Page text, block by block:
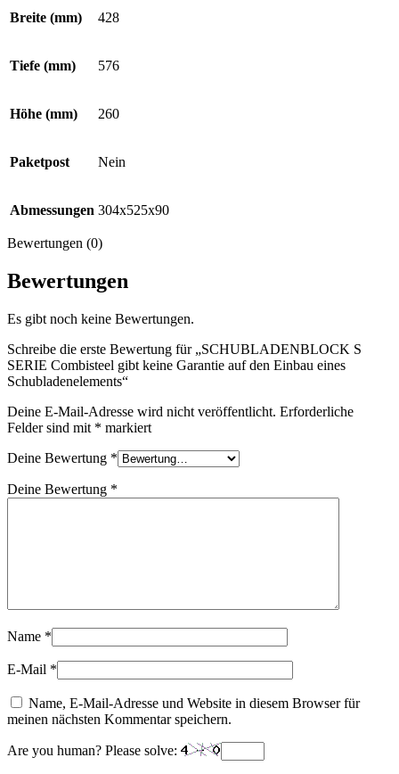
Breite (mm) 428
Tiefe (mm) 576
Höhe (mm) 260
Paketpost Nein
Abmessungen 304x525x90
Bewertungen (0)
Bewertungen
Es gibt noch keine Bewertungen.
Schreibe die erste Bewertung für „SCHUBLADENBLOCK S
SERIE Combisteel gibt keine Garantie auf den Einbau eines
Schubladenelements“
Deine E-Mail-Adresse wird nicht veröffentlicht. Erforderliche
Felder sind mit * markiert
Deine Bewertung *
Deine Bewertung *
Name *
E-Mail *
Name, E-Mail-Adresse und Website in diesem Browser für
meinen nächsten Kommentar speichern.
Are you human? Please solve: